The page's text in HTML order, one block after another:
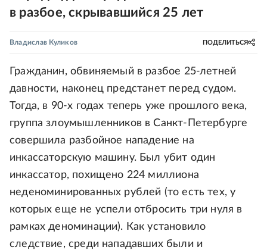
в разбое, скрывавшийся 25 лет
Владислав Куликов ПОДЕЛИТЬСЯ
Гражданин, обвиняемый в разбое 25-летней
давности, наконец предстанет перед судом.
Тогда, в 90-х годах теперь уже прошлого века,
группа злоумышленников в Санкт-Петербурге
совершила разбойное нападение на
инкассаторскую машину. Был убит один
инкассатор, похищено 224 миллиона
неденоминированных рублей (то есть тех, у
которых еще не успели отбросить три нуля в
рамках деноминации). Как установило
следствие, среди нападавших были и